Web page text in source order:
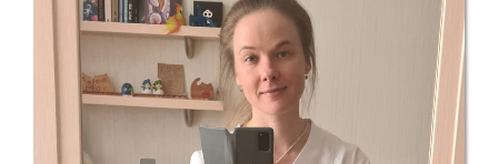
проекте
Карта
сайта